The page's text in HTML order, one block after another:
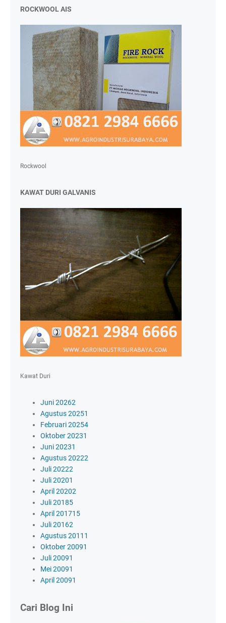
ROCKWOOL AIS
Rockwool
KAWAT DURI GALVANIS
Kawat Duri
Juni 20262
Agustus 20251
Februari 20254
Oktober 20231
Juni 20231
Agustus 20222
Juli 20222
Juli 20201
April 20202
Juli 20185
April 201715
Juli 20162
Agustus 2011 1
Oktober 20091
Juli 20091
Mei 20091
April 20091
Cari Blog Ini